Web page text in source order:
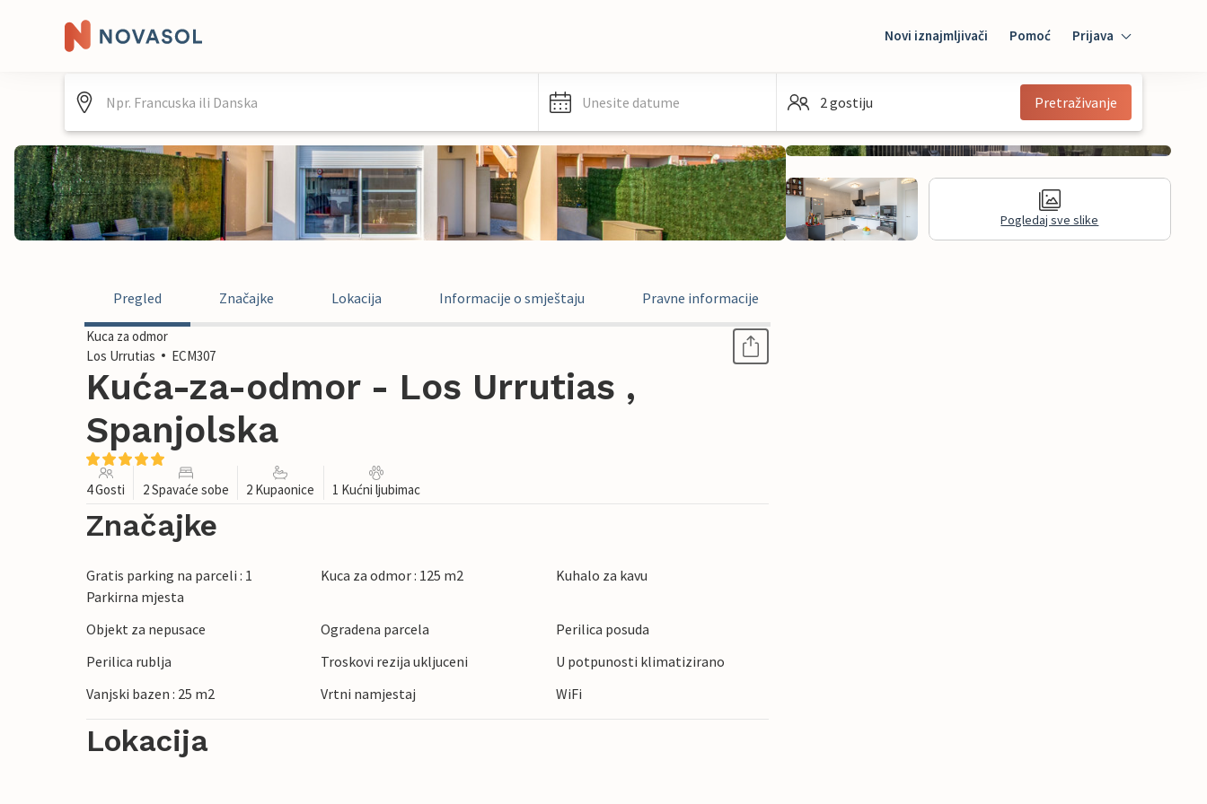
Novi iznajmljivači Pomoć Prijava
Mybooking
Unesite datume 2 gostiju Pretraživanje
Pogledaj sve slike
Pregled Značajke Lokacija Informacije o smještaju Pravne informacije
Kuca za odmor
Los Urrutias
ECM307
Kuća-za-odmor - Los Urrutias ,
Spanjolska
4 Gosti 2 Spavaće sobe 2 Kupaonice 1 Kućni ljubimac
Značajke
Gratis parking na parceli : 1
Parkirna mjesta
Kuca za odmor : 125 m2 Kuhalo za kavu
Objekt za nepusace Ogradena parcela
Perilica posuda
Perilica rublja
Troskovi rezija ukljuceni
U potpunosti klimatizirano
Vanjski bazen : 25 m2
Vrtni namjestaj WiFi
Lokacija